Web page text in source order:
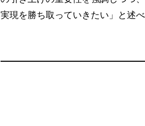
実現を勝ち取っていきたい」と述